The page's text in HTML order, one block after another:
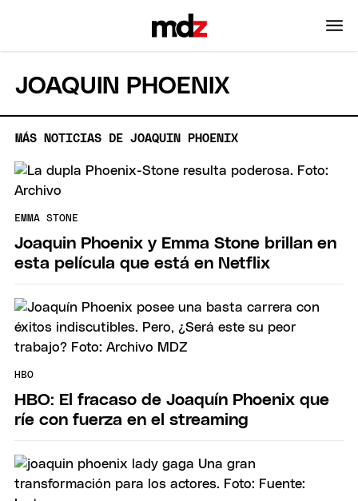
JOAQUIN PHOENIX
MÁS NOTICIAS DE JOAQUIN PHOENIX
EMMA STONE
Joaquin Phoenix y Emma Stone brillan en
esta película que está en Netflix
HBO
HBO: El fracaso de Joaquín Phoenix que
ríe con fuerza en el streaming